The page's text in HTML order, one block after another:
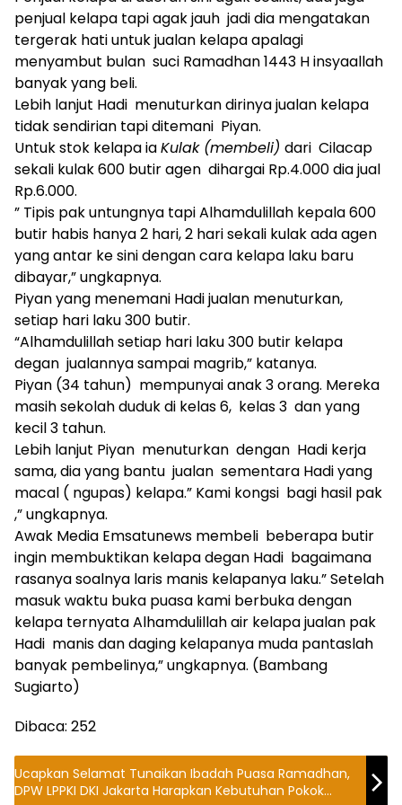
penjual kelapa tapi agak jauh jadi dia mengatakan
tergerak hati untuk jualan kelapa apalagi
menyambut bulan suci Ramadhan 1443 H insyaallah
banyak yang beli.
Lebih lanjut Hadi menuturkan dirinya jualan kelapa
tidak sendirian tapi ditemani Piyan.
Untuk stok kelapa iaKulak (membeli) dari Cilacap
sekali kulak 600 butir agen dihargai Rp.4.000 dia jual
Rp.6.000.
” Tipis pak untungnya tapi Alhamdulillah kepala 600
butir habis hanya 2 hari, 2 hari sekali kulak ada agen
yang antar ke sini dengan cara kelapa laku baru
dibayar,” ungkapnya.
Piyan yang menemani Hadi jualan menuturkan,
setiap hari laku 300 butir.
“Alhamdulillah setiap hari laku 300 butir kelapa
degan jualannya sampai magrib,” katanya.
Piyan (34 tahun) mempunyai anak 3 orang. Mereka
masih sekolah duduk di kelas 6, kelas 3 dan yang
kecil 3 tahun.
Lebih lanjut Piyan menuturkan dengan Hadi kerja
sama, dia yang bantu jualan sementara Hadi yang
macal ( ngupas) kelapa.” Kami kongsi bagi hasil pak
,” ungkapnya.
Awak Media Emsatunews membeli beberapa butir
ingin membuktikan kelapa degan Hadi bagaimana
rasanya soalnya laris manis kelapanya laku.” Setelah
masuk waktu buka puasa kami berbuka dengan
kelapa ternyata Alhamdulillah air kelapa jualan pak
Hadi manis dan daging kelapanya muda pantaslah
banyak pembelinya,” ungkapnya. (Bambang
Sugiarto)
Dibaca: 252
Ucapkan Selamat Tunaikan Ibadah Puasa Ramadhan,
DPW LPPKI DKI Jakarta Harapkan Kebutuhan Pokok